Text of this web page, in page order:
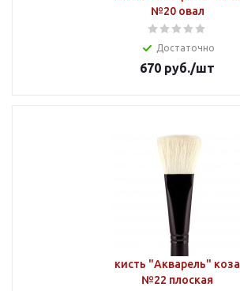
№20 овал
Достаточно
670 руб./шт
кисть "Акварель" коза
№22 плоская